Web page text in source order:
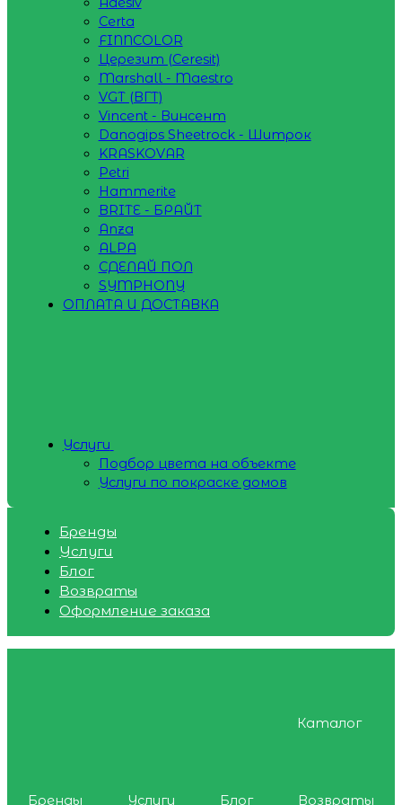
Certa
FINNCOLOR
Церезит (Ceresit)
Marshall - Maestro
VGT (ВГТ)
Vincent - Винсент
Danogips Sheetrock - Шитрок
KRASKOVAR
Petri
Hammerite
BRITE - БРАЙТ
Anza
ALPA
СДЕЛАЙ ПОЛ
SYMPHONY
ОПЛАТА И ДОСТАВКА
Услуги
Подбор цвета на объекте
Услуги по покраске домов
Бренды
Услуги
Блог
Возвраты
Оформление заказа
Каталог
Бренды Услуги Блог
Возвраты